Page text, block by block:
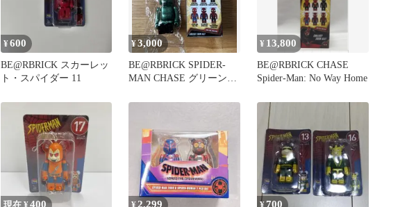
¥600
BE@RBRICK スカーレッ
ト・スパイダー 11
¥3,000
BE@RBRICK SPIDER-
MAN CHASE グリーンゴ
¥ 13,800
BE@RBRICK CHASE
Spider-Man: No Way Home
現在 ¥400 ¥2,299 ¥700